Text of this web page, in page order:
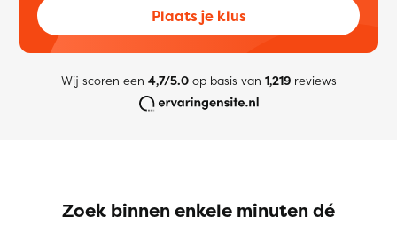
Plaats je klus
Wij scoren een 4,7/5.0op basis van 1,219reviews
Zoek binnen enkele minuten dé